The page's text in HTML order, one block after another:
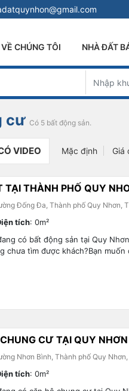
VỀ CHÚNG TÔI NHÀ ĐẤT
cư Có 5 bất động sản.
VIDEO Mặc định Giá
THÀNH PHỐ QUY
Đống Đa, Thành phố Quy Nhơn,
tích: 0m²
có bất động sản tại Quy
chưa tìm được khách?Bạn muốn
CƯ TẠI QUY
Nhơn Bình, Thành phố Quy
tích: 0m²